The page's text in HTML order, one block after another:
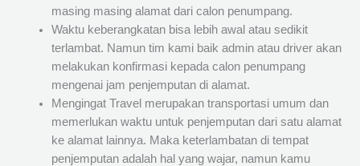
masing masing alamat dari calon penumpang.
Waktu keberangkatan bisa lebih awal atau sedikit
terlambat. Namun tim kami baik admin atau driver akan
melakukan konfirmasi kepada calon penumpang
mengenai jam penjemputan di alamat.
Mengingat Travel merupakan transportasi umum dan
memerlukan waktu untuk penjemputan dari satu alamat
ke alamat lainnya. Maka keterlambatan di tempat
penjemputan adalah hal yang wajar, namun kamu